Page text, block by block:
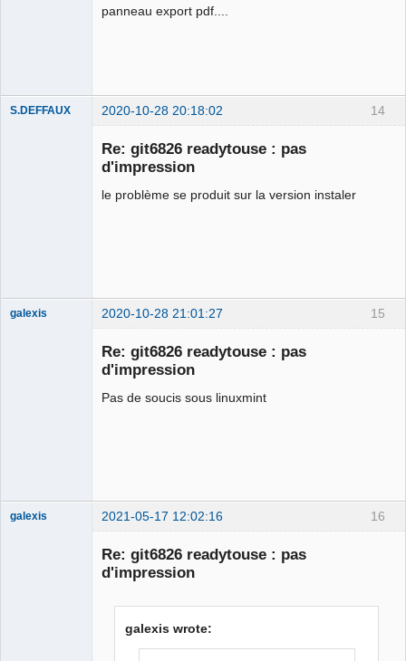
panneau export pdf....
14
S.DEFFAUX 2020-10-28 20:18:02
Re: git6826 readytouse : pas
d'impression
le problème se produit sur la version instaler
15
galexis 2020-10-28 21:01:27
Re: git6826 readytouse : pas
d'impression
Pas de soucis sous linuxmint
16
galexis 2021-05-17 12:02:16
Re: git6826 readytouse : pas
d'impression
galexis wrote: